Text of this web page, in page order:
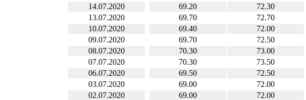
14.07.2020
69.20 72.30
13.07.2020
69.70 72.70
10.07.2020
69.40 72.00
09.07.2020
69.70 72.50
08.07.2020
70.30 73.00
07.07.2020
70.30 73.50
06.07.2020
69.50 72.50
03.07.2020
69.00 72.00
02.07.2020
69.00 72.00